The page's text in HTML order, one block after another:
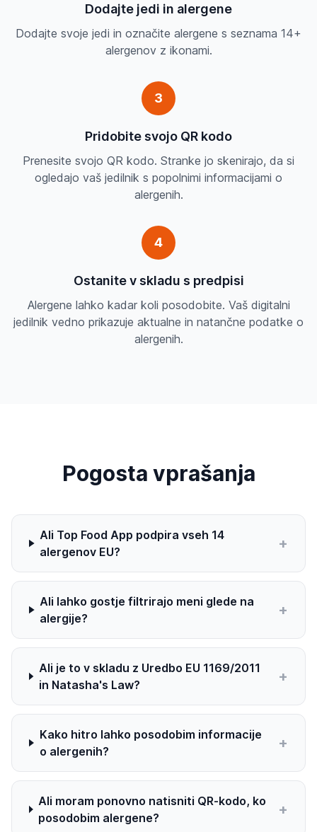
Dodajte jedi in alergene
Dodajte svoje jedi in označite alergene s seznama 14+
alergenov z ikonami.
3
Pridobite svojo QR kodo
Prenesite svojo QR kodo. Stranke jo skenirajo, da si
ogledajo vaš jedilnik s popolnimi informacijami o
alergenih.
4
Ostanite v skladu s predpisi
Alergene lahko kadar koli posodobite. Vaš digitalni
jedilnik vedno prikazuje aktualne in natančne podatke o
alergenih.
Pogosta vprašanja
Ali Top Food App podpira vseh 14
alergenov EU?
+
Ali lahko gostje filtrirajo meni glede na
alergije?
+
Ali je to v skladu z Uredbo EU 1169/2011
in Natasha's Law?
+
Kako hitro lahko posodobim informacije
o alergenih?
+
Ali moram ponovno natisniti QR-kodo, ko
posodobim alergene?
+